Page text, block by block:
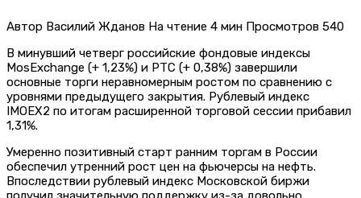
Автор Василий Жданов На чтение 4 мин Просмотров 540
В минувший четверг российские фондовые индексы
MosExchange (+ 1,23%) и РТС (+ 0,38%) завершили
основные торги неравномерным ростом по сравнению с
уровнями предыдущего закрытия. Рублевый индекс
IMOEX2 по итогам расширенной торговой сессии прибавил
1,31%.
Умеренно позитивный старт ранним торгам в России
обеспечил утренний рост цен на фьючерсы на нефть.
Впоследствии рублевый индекс Московской биржи